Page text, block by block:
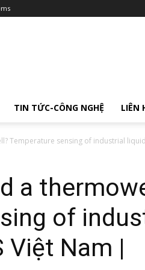
TIN TỨC-CÔNG NGHỆ LIÊN
Temperature sensing of industrial liquids
a
of
Việt Nam |